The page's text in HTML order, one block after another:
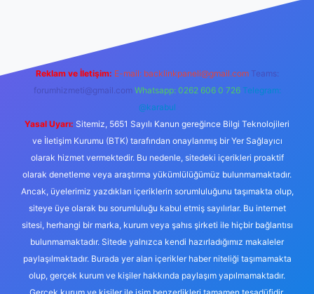
Reklam ve İletişim: E-mail: backlinkpaneli@gmail.com Teams:
forumhizmeti@gmail.com Whatsapp: 0262 606 0 726 Telegram:
@karabul
Yasal Uyarı: Sitemiz, 5651 Sayılı Kanun gereğince Bilgi Teknolojileri
ve İletişim Kurumu (BTK) tarafından onaylanmış bir Yer Sağlayıcı
olarak hizmet vermektedir. Bu nedenle, sitedeki içerikleri proaktif
olarak denetleme veya araştırma yükümlülüğümüz bulunmamaktadır.
Ancak, üyelerimiz yazdıkları içeriklerin sorumluluğunu taşımakta olup,
siteye üye olarak bu sorumluluğu kabul etmiş sayılırlar. Bu internet
sitesi, herhangi bir marka, kurum veya şahıs şirketi ile hiçbir bağlantısı
bulunmamaktadır. Sitede yalnızca kendi hazırladığımız makaleler
paylaşılmaktadır. Burada yer alan içerikler haber niteliği taşımamakta
olup, gerçek kurum ve kişiler hakkında paylaşım yapılmamaktadır.